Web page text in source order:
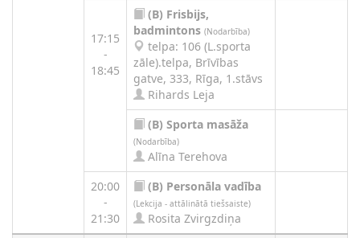
17:15
-
18:45
(B) Frisbijs,
badmintons (Nodarbība)
telpa: 106 (L.sporta
zāle).telpa, Brīvības
gatve, 333, Rīga, 1.stāvs
Rihards Leja
(B) Sporta masāža
(Nodarbība)
Alīna Terehova
20:00
-
21:30
(B) Personāla vadība
(Lekcija - attālinātā tiešsaiste)
Rosita Zvirgzdiņa